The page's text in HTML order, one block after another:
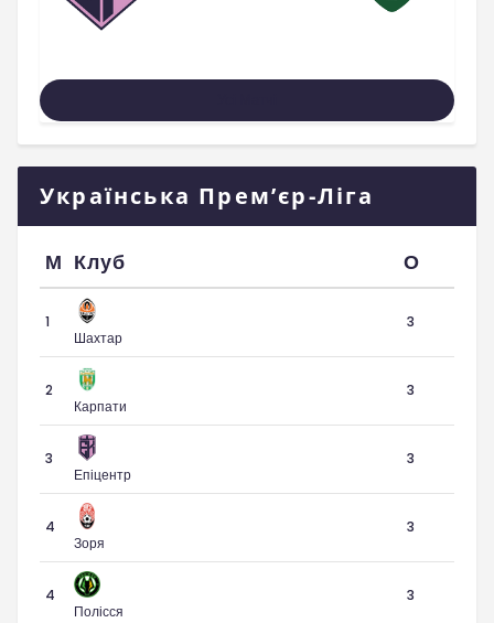
Українська Прем’єр-Ліга
М Клуб О
1
Шахтар
3
2
Карпати
3
3
Епіцентр
3
4
Зоря
3
4
Полісся
3